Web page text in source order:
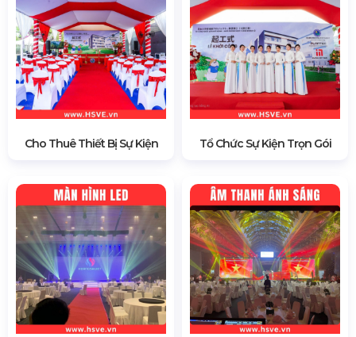
Cho Thuê Thiết Bị Sự Kiện Tổ Chức Sự Kiện Trọn Gói